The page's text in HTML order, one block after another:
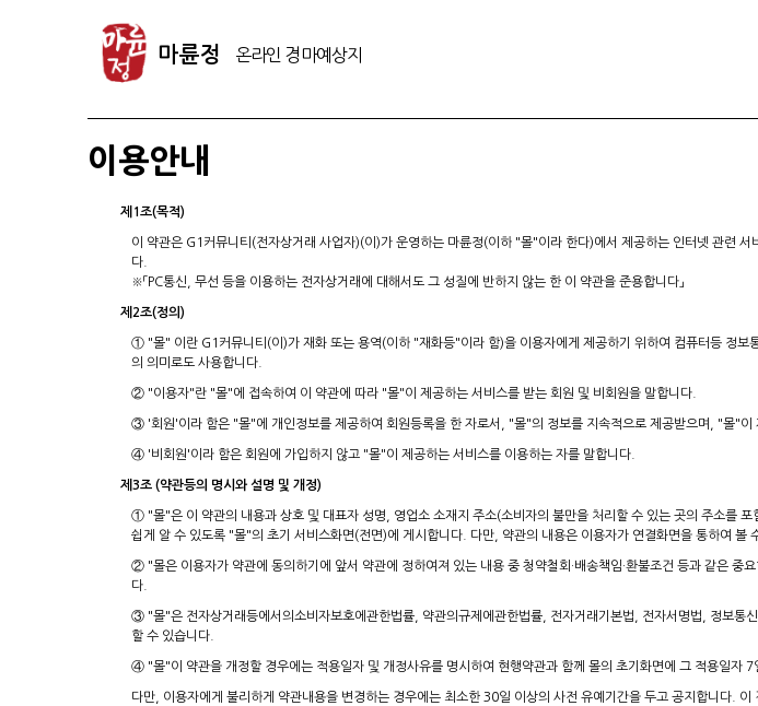
마륜정
이용안내
제1조(목적)
이 약관은 G1커뮤니티(전자상거래 사업자)(이)가 운영하는 마륜정(이하 "몰"이라 한다)에서 제공하는 인터넷 관련
다.
※「PC통신, 무선 등을 이용하는 전자상거래에 대해서도 그 성질에 반하지 않는 한 이 약관을 준용합니다」
제2조(정의)
① "몰" 이란 G1커뮤니티(이)가 재화 또는 용역(이하 "재화등"이라 함)을 이용자에게 제공하기 위하여 컴퓨터등 정
의 의미로도 사용합니다.
② "이용자"란 "몰"에 접속하여 이 약관에 따라 "몰"이 제공하는 서비스를 받는 회원 및 비회원을 말합니다.
③ '회원'이라 함은 "몰"에 개인정보를 제공하여 회원등록을 한 자로서, "몰"의 정보를 지속적으로 제공받으며, "몰"이
④ '비회원'이라 함은 회원에 가입하지 않고 "몰"이 제공하는 서비스를 이용하는 자를 말합니다.
제3조 (약관등의 명시와 설명 및 개정)
① "몰"은 이 약관의 내용과 상호 및 대표자 성명, 영업소 소재지 주소(소비자의 불만을 처리할 수 있는 곳의 주소를
쉽게 알 수 있도록 "몰"의 초기 서비스화면(전면)에 게시합니다. 다만, 약관의 내용은 이용자가 연결화면을 통하여 볼
② "몰은 이용자가 약관에 동의하기에 앞서 약관에 정하여져 있는 내용 중 청약철회·배송책임·환불조건 등과 같은
다.
③ "몰"은 전자상거래등에서의소비자보호에관한법률, 약관의규제에관한법률, 전자거래기본법, 전자서명법, 정보통
할 수 있습니다.
④ "몰"이 약관을 개정할 경우에는 적용일자 및 개정사유를 명시하여 현행약관과 함께 몰의 초기화면에 그 적용일자 7
다만, 이용자에게 불리하게 약관내용을 변경하는 경우에는 최소한 30일 이상의 사전 유예기간을 두고 공지합니다.